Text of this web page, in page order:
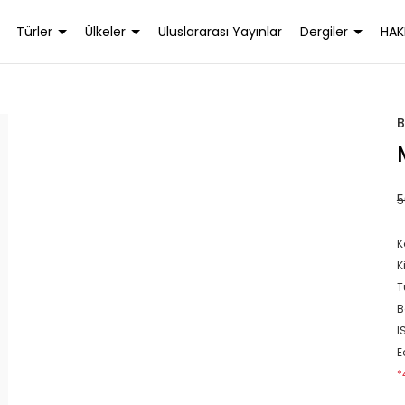
Türler Ülkeler Uluslararası Yayınlar Dergiler